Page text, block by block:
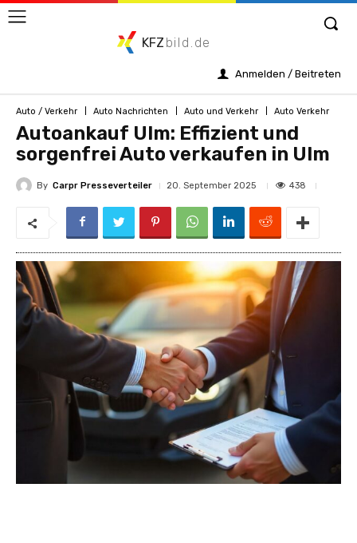
KFZ bild.de
Anmelden / Beitreten
Auto / Verkehr Auto Nachrichten Auto und Verkehr Auto Verkehr
Autoankauf Ulm: Effizient und
sorgenfrei Auto verkaufen in Ulm
By Carpr Presseverteiler 20. September 2025 438